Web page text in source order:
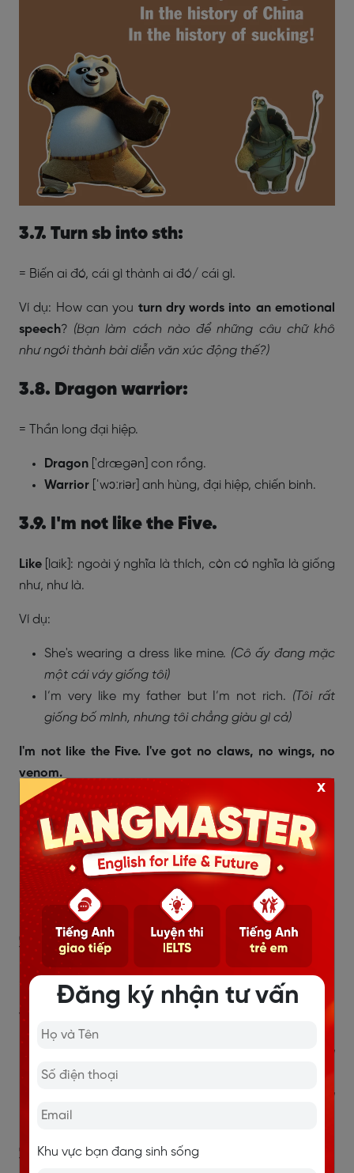
3.7. Turn sb into sth:
= Biến ai đó, cái gì thành ai đó/ cái gì.
Ví dụ: How can you turn dry words into an emotional
speech? (Bạn làm cách nào để những câu chữ khô
như ngói thành bài diễn văn xúc động thế?)
3.8. Dragon warrior:
= Thần long đại hiệp.
Dragon ['drægən] con rồng.
Warrior [ˈwɔːriər] anh hùng, đại hiệp, chiến binh.
3.9. I'm not like the Five.
Like [laik]: ngoài ý nghĩa là thích, còn có nghĩa là giống
như, như là.
Ví dụ:
She's wearing a dress like mine. (Cô ấy đang mặc
một cái váy giống tôi)
I’m very like my father but I’m not rich. (Tôi rất
giống bố mình, nhưng tôi chẳng giàu gì cả)
I'm not like the Five. I've got no claws, no wings, no
venom.
=Tôi không giống Ngũ hùng. Tôi không có móng vuốt,
không có cánh, cũng không có nọc độc.
Claws [klɔːz]: móng vuốt
Wings [wɪŋz]: đôi cánh
Venom[ˈvenəm]: nọc độc
3.10. Too concerned with
= Quá bận tâm, quá quan ngại với thứ gì đó
Ví dụ:
(Cô ấy quá
bận tâm với vẻ bề ngoài)
(Anh ấy quá lo lắng
về tình yêu)
3.11. Saying
Đăng ký nhận tư vấn
Khu vực bạn đang sinh sống
x